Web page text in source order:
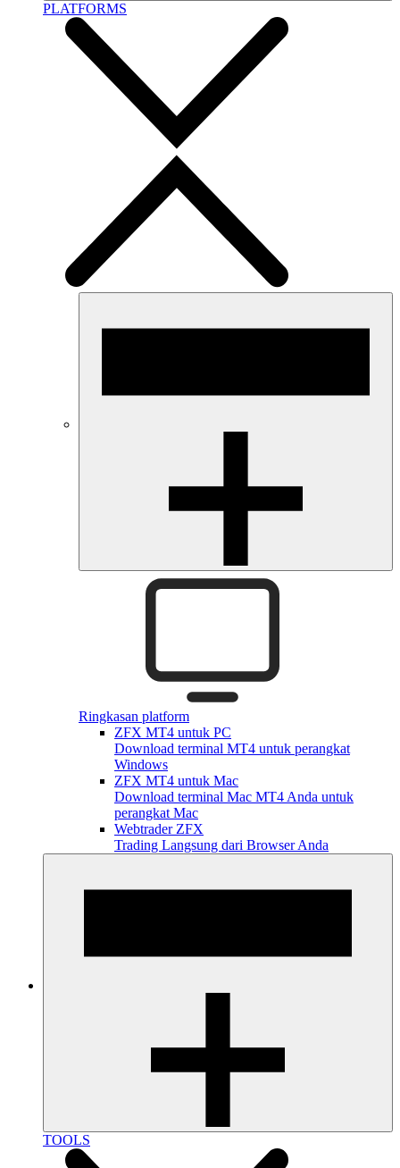
PLATFORMS
Ringkasan platform
ZFX MT4 untuk PC
Download terminal MT4 untuk perangkat
Windows
ZFX MT4 untuk Mac
Download terminal Mac MT4 Anda untuk
perangkat Mac
Webtrader ZFX
Trading Langsung dari Browser Anda
TOOLS